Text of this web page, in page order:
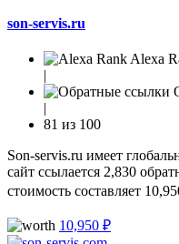
son-servis.ru
Alexa
|
|
81 из 100
Son-servis.ru имеет
сайт ссылается 2,830
стоимость составляет
10,950 ₽